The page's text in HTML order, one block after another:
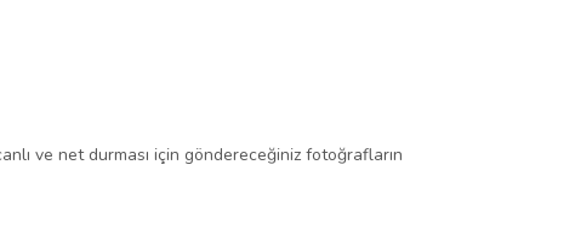
ve net durması için göndereceğiniz fotoğrafların